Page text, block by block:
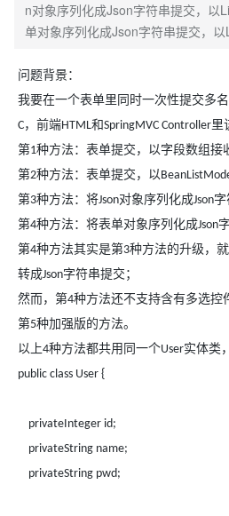
n对象序列化成Json字符串提交，以
单对象序列化成Json字符串提交，
问题背景：
我要在一个表单里同时一次性提交多
C，前端HTML和SpringMVC Controller里
第1种方法：表单提交，以字段数组接
第2种方法：表单提交，以
第3种方法：将Json对象序列化成Json
第4种方法：将表单对象序列化成Json
第4种方法其实是第3种方法的升级，
转成Json字符串提交；
然而，第4种方法还不支持含有多选控
第5种加强版的方法。
以上4种方法都共用同一个User实体类
public class User {
privateInteger id;
privateString name;
privateString pwd;